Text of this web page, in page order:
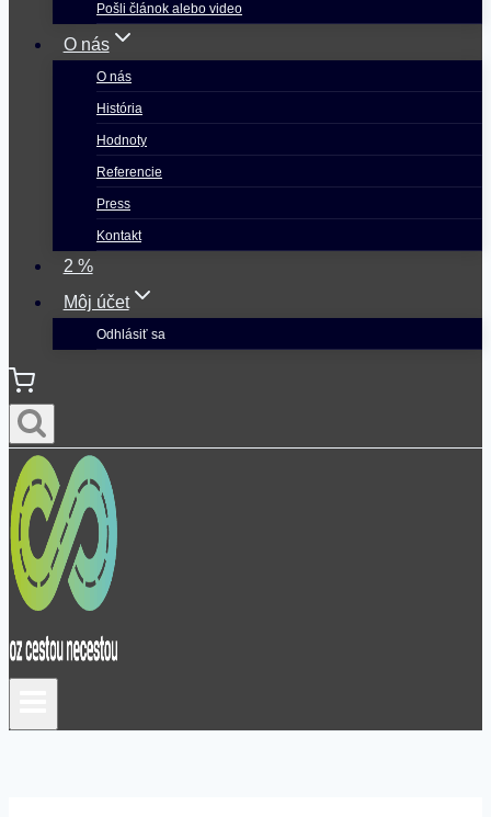
Pošli článok alebo video
O nás
O nás
História
Hodnoty
Referencie
Press
Kontakt
2 %
Môj účet
Odhlásiť sa